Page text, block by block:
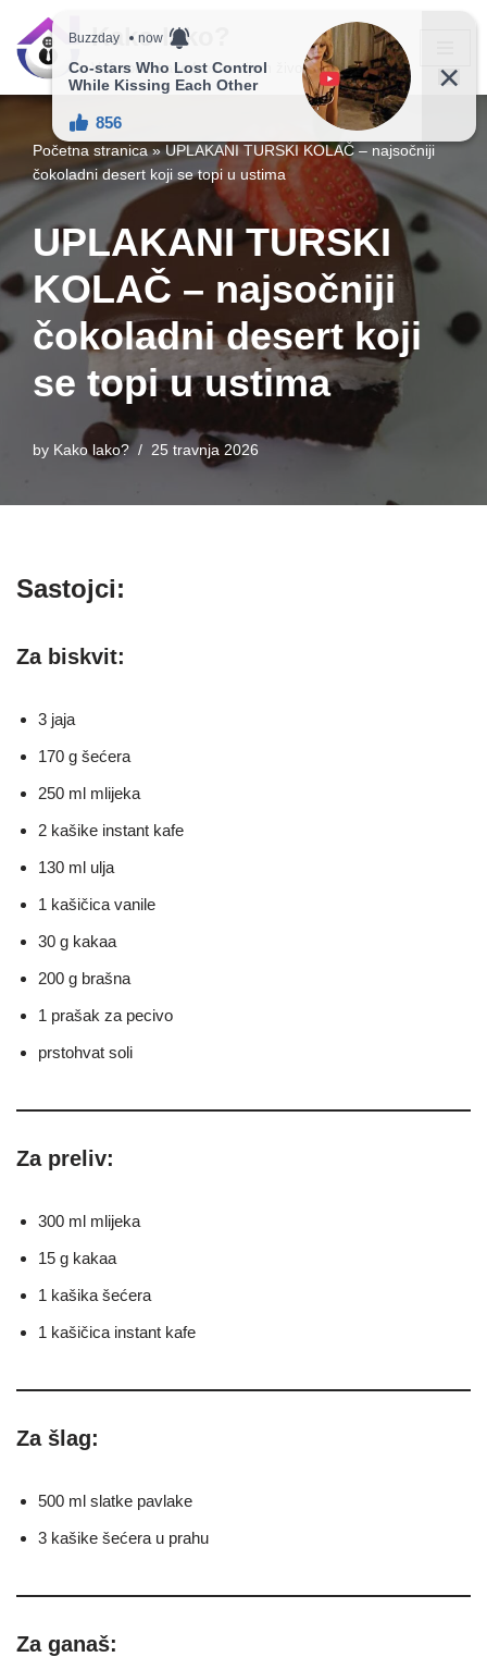
Skip
Kako lako?
Vaš vodič ka jednostavnijem životu!
Početna stranica»UPLAKANI TURSKI KOLAČ – najsočniji
čokoladni desert koji se topi u ustima
UPLAKANI TURSKI
KOLAČ – najsočniji
čokoladni desert koji
se topi u ustima
by Kako lako? 25 travnja 2026
Sastojci:
Za biskvit:
3 jaja
170 g šećera
250 ml mlijeka
2 kašike instant kafe
130 ml ulja
1 kašičica vanile
30 g kakaa
200 g brašna
1 prašak za pecivo
prstohvat soli
Za preliv:
300 ml mlijeka
15 g kakaa
1 kašika šećera
1 kašičica instant kafe
Za šlag:
500 ml slatke pavlake
3 kašike šećera u prahu
Za ganaš: